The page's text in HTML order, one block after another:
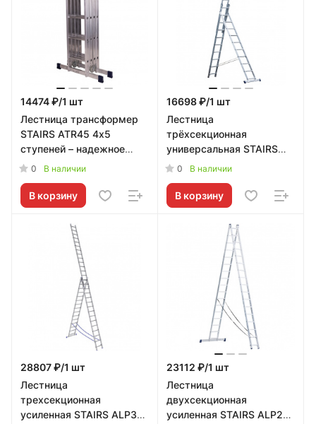
14474 ₽/1 шт
Лестница трансформер
STAIRS ATR45 4х5
ступеней – надежное
решение от STAIRS
0 В наличии
В корзину
16698 ₽/1 шт
Лестница
трёхсекционная
универсальная STAIRS
AL310 10 ступеней –
STAIRS
0 В наличии
В корзину
28807 ₽/1 шт
Лестница
трехсекционная
усиленная STAIRS ALP314
23112 ₽/1 шт
Лестница
двухсекционная
усиленная STAIRS ALP217